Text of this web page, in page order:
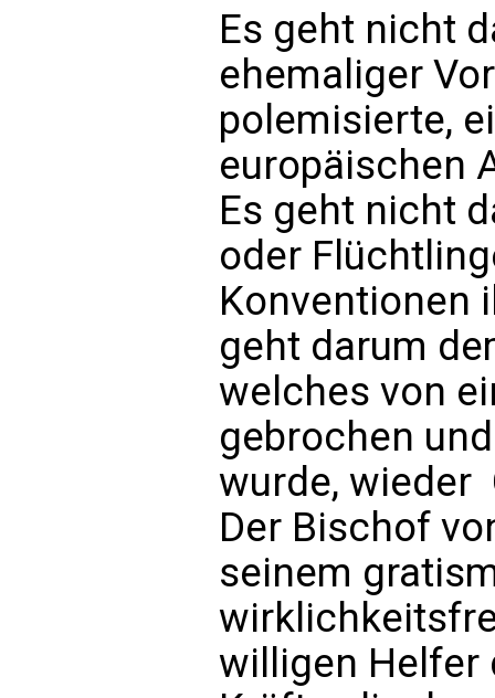
Es geht nicht
ehemaliger
polemisierte,
europäischen
Es geht nicht
oder
Konventionen
geht darum
welches von
gebrochen
wurde, wieder
Der Bischof
seinem
willigen Helfer